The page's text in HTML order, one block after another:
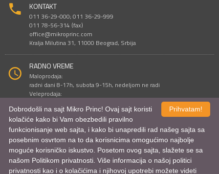
KONTAKT
011 36-29-000; 011 36-29-999
011 78-56-314 (fax)
office@mikroprinc.com
Kralja Milutina 31, 11000 Beograd, Srbija
RADNO VREME
Maloprodaja:
radni dani 8-17h, subota 9-15h, nedeljom ne radi
Veleprodaja:
Sve cene su iskazane u dinarima. PDV je uračunat u cenu.
© Mikro Princ 1999 - 2026. Sva prava su zadržana.
Kreirao *nbgcreator |Izdrada Internet prodavnice ,Izrada sajtaimobilnih
aplikacija iSEO optimizacija
Prihvatam!
Dobrodošli na sajt Mikro Princ! Ovaj sajt koristi
kolačiće kako bi Vam obezbedili pravilno
funkcionisanje web sajta, i kako bi unapredili rad našeg sajta sa
posebnim osvrtom na to da korisnicima omogućimo najbolje
moguće korisničko iskustvo. Posetom ovog sajta, slažete se sa
našom Politikom privatnosti. Više informacija o našoj politici
privatnosti kao i o kolačićima i njihovoj upotrebi možete videti